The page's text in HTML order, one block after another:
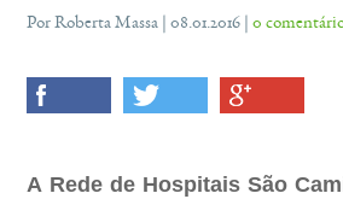
Por Roberta Massa | 08.01.2016 |0
A Rede de Hospitais São